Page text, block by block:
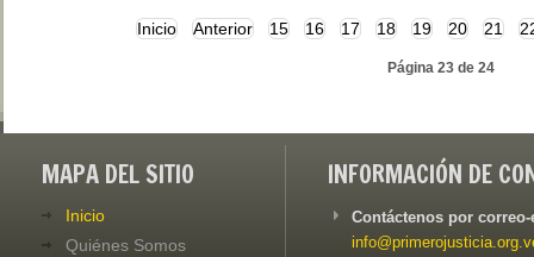
Inicio Anterior 15 16 17 18 19 20 21
Página 23 de 24
MAPA DEL SITIO
Inicio
Quiénes Somos
INFORMACIÓN DE
Contáctenos por